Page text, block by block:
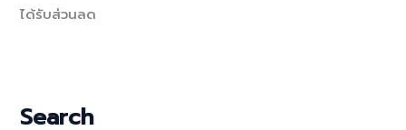
ได้รับส่วนลด
Search